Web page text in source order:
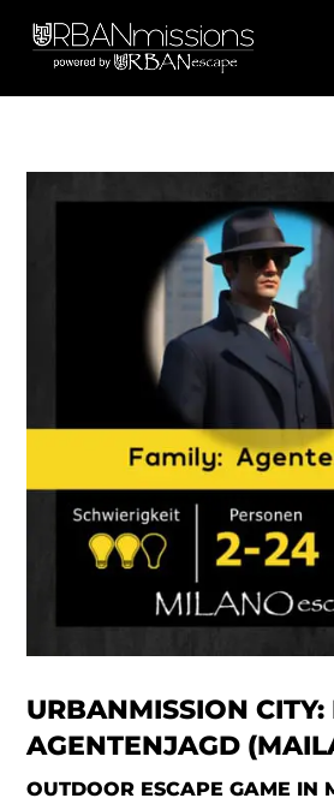
URBANMISSION CITY:
AGENTENJAGD
OUTDOOR ESCAPE GAME IN